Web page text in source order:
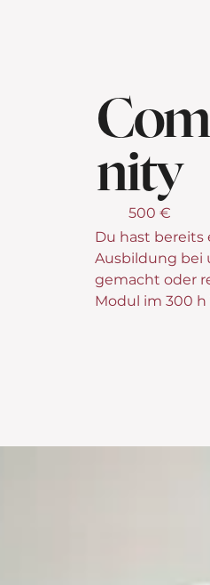
nity
500 €
Du hast bereits
Ausbildung bei
gemacht oder
Modul im 300 h